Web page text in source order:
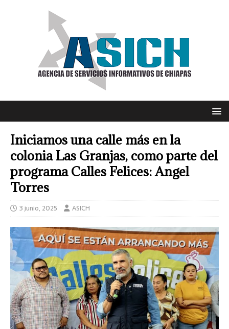
Iniciamos una calle más en la
colonia Las Granjas, como parte del
programa Calles Felices: Angel
Torres
3 junio, 2025 ASICH